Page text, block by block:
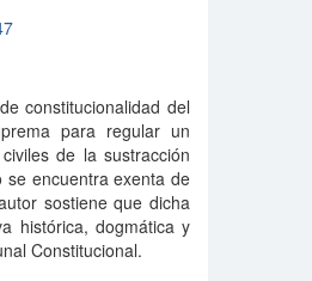
constitucionalidad del
para regular un
de la sustracción
encuentra exenta de
sostiene que dicha
histórica, dogmática y
Constitucional.